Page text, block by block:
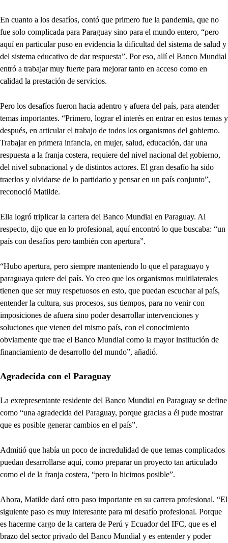
En cuanto a los desafíos, contó que primero fue la pandemia, que no
fue solo complicada para Paraguay sino para el mundo entero, “pero
aquí en particular puso en evidencia la dificultad del sistema de salud y
del sistema educativo de dar respuesta”. Por eso, allí el Banco Mundial
entró a trabajar muy fuerte para mejorar tanto en acceso como en
calidad la prestación de servicios.
Pero los desafíos fueron hacia adentro y afuera del país, para atender
temas importantes. “Primero, lograr el interés en entrar en estos temas y
después, en articular el trabajo de todos los organismos del gobierno.
Trabajar en primera infancia, en mujer, salud, educación, dar una
respuesta a la franja costera, requiere del nivel nacional del gobierno,
del nivel subnacional y de distintos actores. El gran desafío ha sido
traerlos y olvidarse de lo partidario y pensar en un país conjunto”,
reconoció Matilde.
Ella logró triplicar la cartera del Banco Mundial en Paraguay. Al
respecto, dijo que en lo profesional, aquí encontró lo que buscaba: “un
país con desafíos pero también con apertura”.
“Hubo apertura, pero siempre manteniendo lo que el paraguayo y
paraguaya quiere del país. Yo creo que los organismos multilaterales
tienen que ser muy respetuosos en esto, que puedan escuchar al país,
entender la cultura, sus procesos, sus tiempos, para no venir con
imposiciones de afuera sino poder desarrollar intervenciones y
soluciones que vienen del mismo país, con el conocimiento
obviamente que trae el Banco Mundial como la mayor institución de
financiamiento de desarrollo del mundo”, añadió.
Agradecida con el Paraguay
La exrepresentante residente del Banco Mundial en Paraguay se define
como “una agradecida del Paraguay, porque gracias a él pude mostrar
que es posible generar cambios en el país”.
Admitió que había un poco de incredulidad de que temas complicados
puedan desarrollarse aquí, como preparar un proyecto tan articulado
como el de la franja costera, “pero lo hicimos posible”.
Ahora, Matilde dará otro paso importante en su carrera profesional. “El
siguiente paso es muy interesante para mi desafío profesional. Porque
es hacerme cargo de la cartera de Perú y Ecuador del IFC, que es el
brazo del sector privado del Banco Mundial y es entender y poder